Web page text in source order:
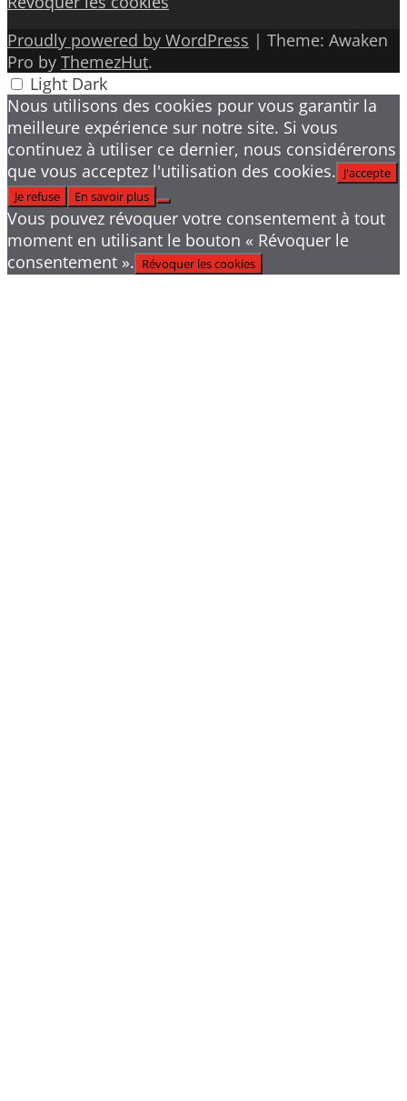
Proudly powered by WordPress | Theme: Awaken
Pro by ThemezHut.
Light Dark
Nous utilisons des cookies pour vous garantir la
meilleure expérience sur notre site. Si vous
continuez à utiliser ce dernier, nous considérerons
que vous acceptez l'utilisation des cookies. J'accepte
Je refuse
En savoir plus
Vous pouvez révoquer votre consentement à tout
moment en utilisant le bouton « Révoquer le
consentement ». Révoquer les cookies